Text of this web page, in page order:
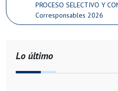
PROCESO SELECTIVO Y
Corresponsables 2026
Lo último